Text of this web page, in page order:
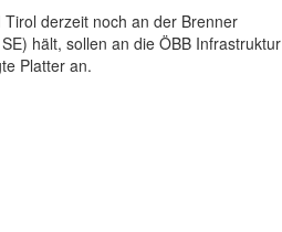
derzeit noch an der Brenner
hält, sollen an die ÖBB Infrastruktur
Platter an.